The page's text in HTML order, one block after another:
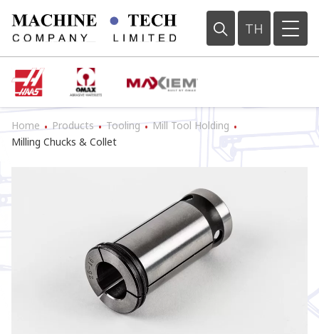
TH
Home • Products • Tooling • Mill Tool Holding •
Milling Chucks & Collet